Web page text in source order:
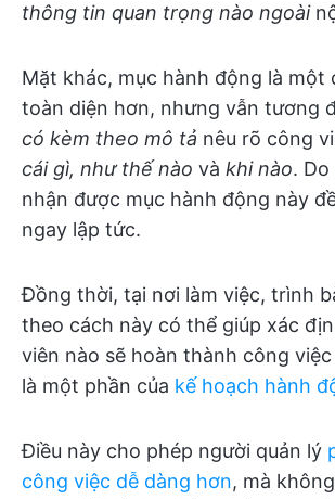
thông tin quan trọng nào ngoài
Mặt khác, mục hành động là một
toàn diện hơn, nhưng vẫn tương
có kèm theo mô tả nêu rõ công
cái gì, như thế nào và khi nào.
nhận được mục hành động này
ngay lập tức.
Đồng thời, tại nơi làm việc, trình
theo cách này có thể giúp xác
viên nào sẽ hoàn thành công
là một phần của kế hoạch hành
Điều này cho phép người quản lý
công việc dễ dàng hơn, mà